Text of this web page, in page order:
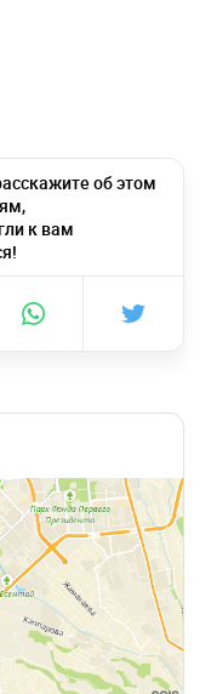
об этом
к вам